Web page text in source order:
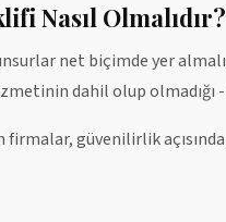
Nasıl Olmalıdır?
net biçimde yer
dahil olup olmadığı
firmalar, güvenilirlik